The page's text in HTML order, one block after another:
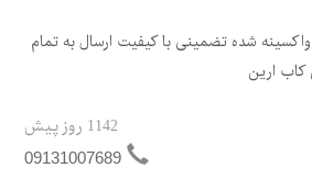
شده تضمینی با کیفیت ارسال به تمام
کاب ارین
1142 روز پیش
09131007689